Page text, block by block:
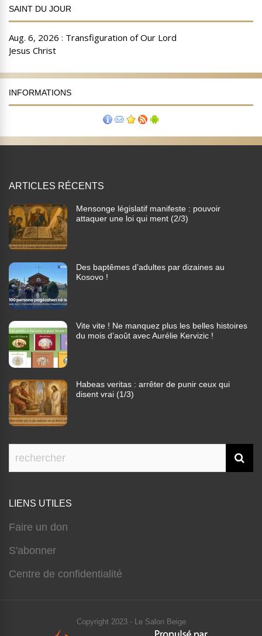
SAINT DU JOUR
INFORMATIONS
ARTICLES RÉCENTS
Mensonge législatif manifeste : pouvoir
attaquer une loi qui ment (2/3)
Des baptêmes d’adultes par dizaines au
Kosovo !
Vite vite ! Ne manquez plus les belles histoires
du mois d’août avec Aurélie Kervizic !
Habeas veritas : arrêter de punir ceux qui
disent vrai (1/3)
LIENS UTILES
Faire un don
S'abonner
Centre de confidentialité
Copyright 2023 - Le Salon Beige